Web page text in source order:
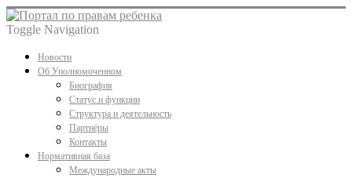
Toggle Navigation
Новости
Об Уполномоченном
Биография
Статус и функции
Структура и деятельность
Партнёры
Контакты
Нормативная база
Международные акты